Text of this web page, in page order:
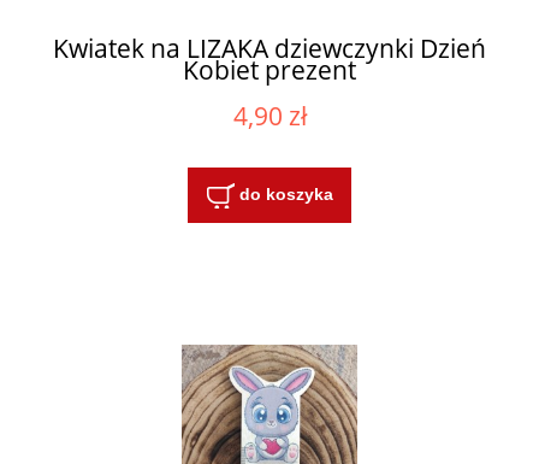
Kwiatek na LIZAKA dziewczynki Dzień
Kobiet prezent
4,90 zł
do koszyka